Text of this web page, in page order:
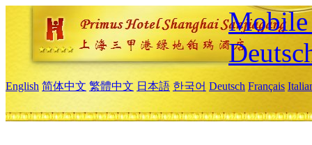
Mobile
English 简体中文 繁體中文 日本語 한국어 Deutsch Français